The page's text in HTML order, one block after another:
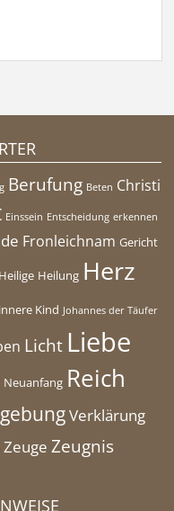
Berufung Beten Christi
Einssein Entscheidung erkennen
Fronleichnam Gericht
Heilige Heilung Herz
innere Kind Johannes der Täufer
Licht Liebe
Neuanfang Reich
Verklärung
Zeuge Zeugnis